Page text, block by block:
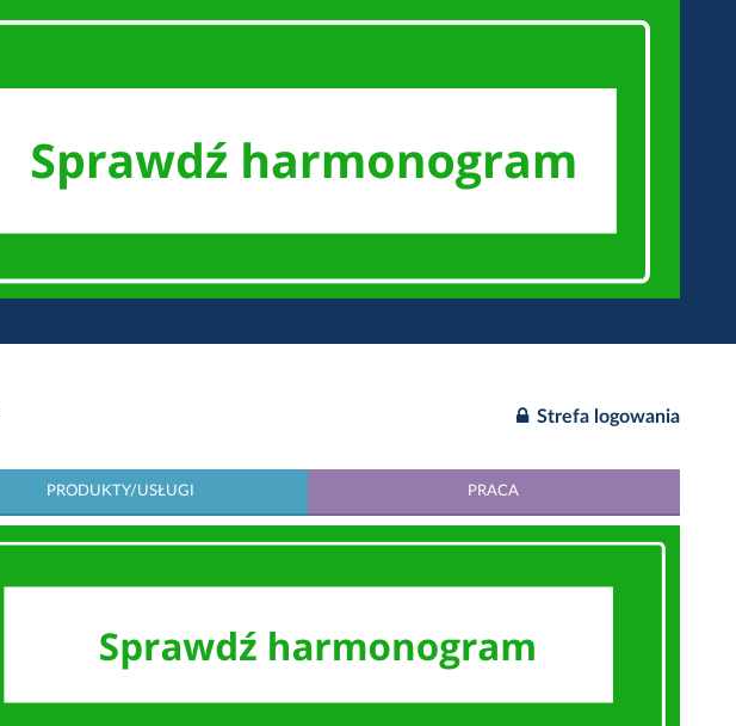
Strefa logowania
PRODUKTY/USŁUGI PRACA